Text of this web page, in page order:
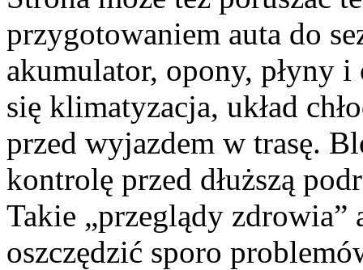
przygotowaniem auta do
akumulator, opony, płyny i
się klimatyzacja, układ
przed wyjazdem w trasę.
kontrolę przed dłuższą
Takie „przeglądy zdrowia”
oszczędzić sporo